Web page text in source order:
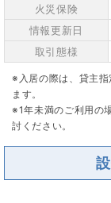
火災保険
情報更新日
取引態様
※入居の際は、貸主
ます。
※1年未満のご利用の
討ください。